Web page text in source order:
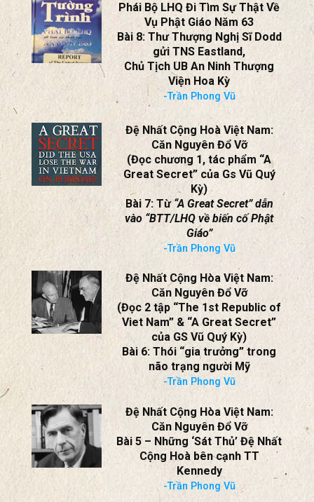
Phái Bộ LHQ Đi Tìm Sự Thật Về
Vụ Phật Giáo Năm 63
Bài 8: Thư Thượng Nghị Sĩ Dodd
gửi TNS Eastland,
Chủ Tịch UB An Ninh Thượng
Viện Hoa Kỳ
-Trần Phong Vũ
Đệ Nhất Cộng Hoà Việt Nam:
Căn Nguyên Đổ Vỡ
(Đọc chương 1, tác phẩm “A
Great Secret” của Gs Vũ Quý
Kỳ)
Bài 7: Từ“A Great Secret” dẫn
vào “BTT/LHQ về biến cố Phật
Giáo”
-Trần Phong Vũ
Đệ Nhất Cộng Hòa Việt Nam:
Căn Nguyên Đổ Vỡ
(Đọc 2 tập “The 1st Republic of
Viet Nam” & “A Great Secret”
của GS Vũ Quý Kỳ)
Bài 6: Thói “gia trưởng” trong
não trạng người Mỹ
-Trần Phong Vũ
Đệ Nhất Cộng Hòa Việt Nam:
Căn Nguyên Đổ Vỡ
Bài 5 – Những ‘Sát Thủ’ Đệ Nhất
Cộng Hoà bên cạnh TT
Kennedy
-Trần Phong Vũ